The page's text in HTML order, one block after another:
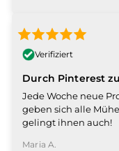
Verifiziert
Durch Pinterest
Jede Woche neue
geben sich alle
gelingt ihnen auch!
Maria A.